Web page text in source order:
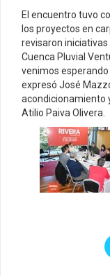
El encuentro tuvo
los proyectos en
revisaron iniciativas
Cuenca Pluvial
venimos
expresó José
acondicionamiento
Atilio Paiva Olivera.